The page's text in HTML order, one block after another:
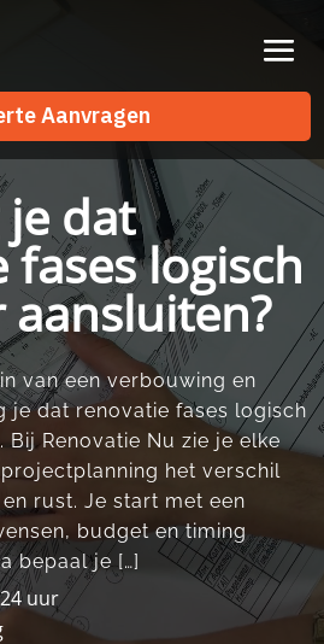
Aanvragen
Aanvragen
dat
logisch
aansluiten?
van een verbouwing en
je dat renovatie fases logisch
Bij Renovatie Nu zie je elke
het verschil
rust.​ Je start met een
budget en timing
bepaal je […]
uur